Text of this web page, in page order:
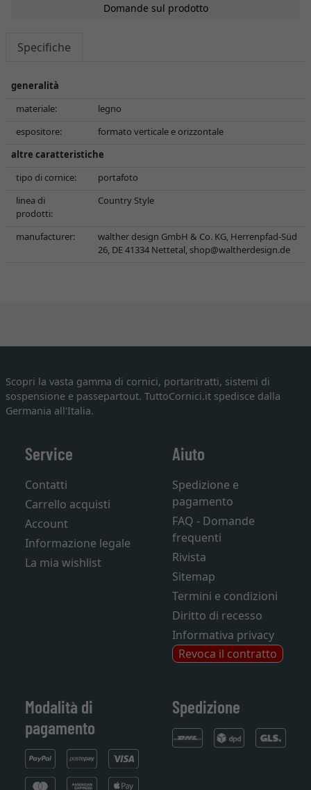
Domande sul prodotto
Specifiche
generalità
materiale:
legno
espositore:
formato verticale e orizzontale
altre caratteristiche
tipo di cornice:
portafoto
linea di
prodotti:
Country Style
manufacturer:
walther design GmbH & Co. KG, Herrenpfad-Süd
26, DE 41334 Nettetal,shop@waltherdesign.de
Scopri la vasta gamma di cornici, portaritratti, sistemi di
sospensione e passepartout. TuttoCornici.it spedisce dalla
Germania all'Italia.
Service
Contatti
Carrello acquisti
Account
Informazione legale
La mia wishlist
Aiuto
Spedizione e
pagamento
FAQ - Domande
frequenti
Rivista
Sitemap
Termini e condizioni
Diritto di recesso
Informativa privacy
Revoca il contratto
Modalità di
pagamento
Spedizione